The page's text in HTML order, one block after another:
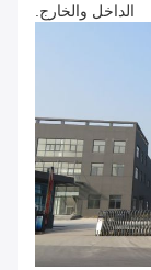
الداخل والخارج.